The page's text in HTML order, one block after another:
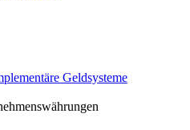
Geldsysteme